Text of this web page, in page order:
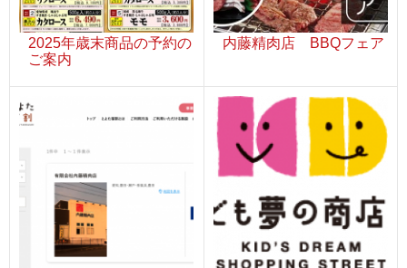
2025年歳末商品の予約の
ご案内
内藤精肉店 BBQフェア